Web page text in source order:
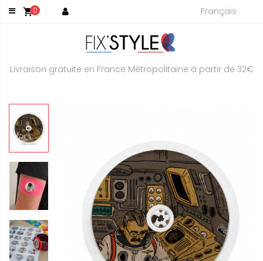
shopping_cart0 Français
Livraison gratuite en France Métropolitaine à partir de 32€